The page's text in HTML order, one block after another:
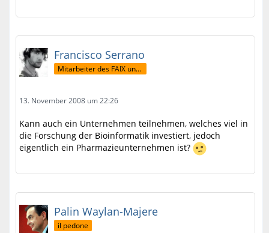
Francisco Serrano
Mitarbeiter des FAIX und ehemaliger FormelA-Präsident
13. November 2008 um 22:26
Kann auch ein Unternehmen teilnehmen, welches viel in
die Forschung der Bioinformatik investiert, jedoch
eigentlich ein Pharmazieunternehmen ist?
Palin Waylan-Majere
il pedone